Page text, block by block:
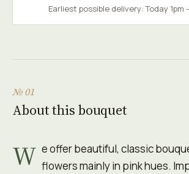
Earliest possible delivery: Today 1pm
№ 01
About this bouquet
W e offer beautiful, classic
flowers mainly in pink hues.